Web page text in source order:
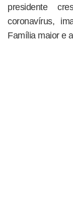
presidente
coronavírus,
Família maior e